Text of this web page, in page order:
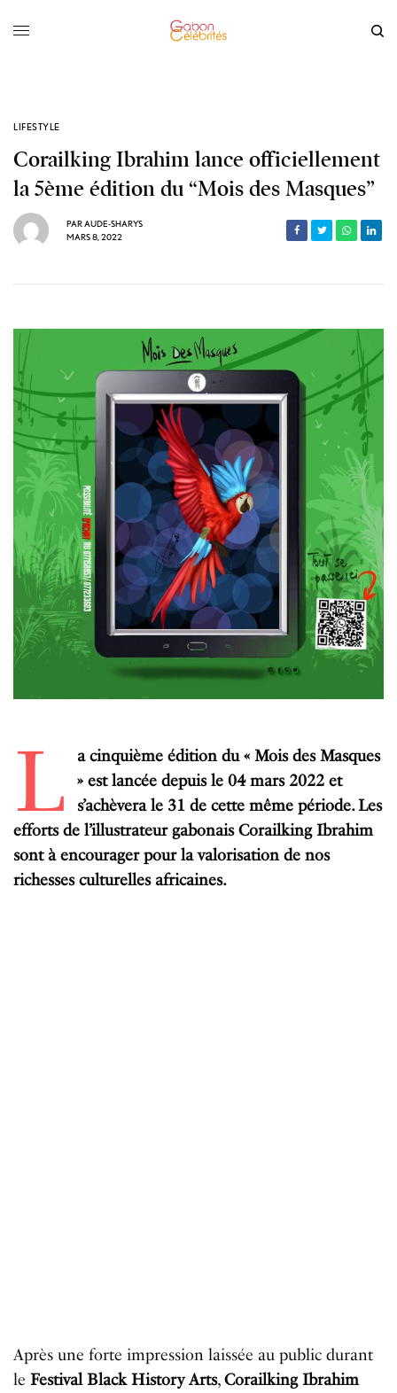
LIFESTYLE
Corailking Ibrahim lance officiellement
la 5ème édition du “Mois des Masques”
PARAUDE-SHARYS
MARS 8, 2022
L
a cinquième édition du « Mois des Masques
» est lancée depuis le 04 mars 2022 et
s’achèvera le 31 de cette même période. Les
efforts de l’illustrateur gabonais Corailking Ibrahim
sont à encourager pour la valorisation de nos
richesses culturelles africaines.
Après une forte impression laissée au public durant
le Festival Black History Arts,Corailking Ibrahim